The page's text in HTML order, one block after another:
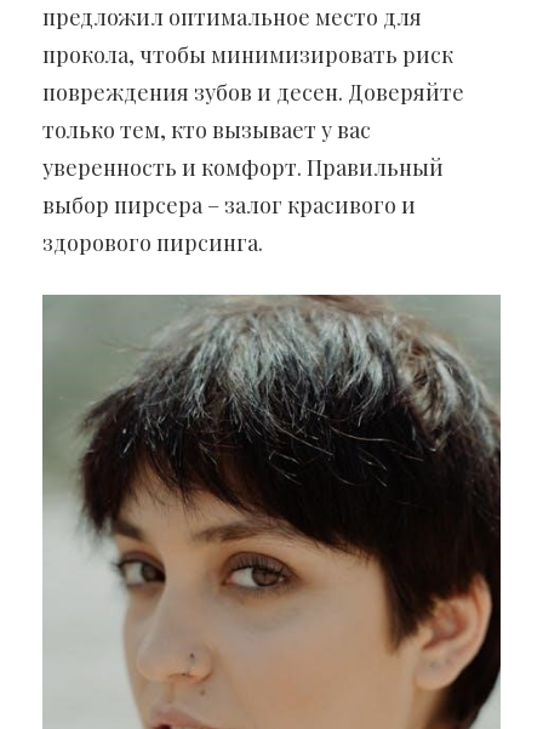
предложил оптимальное место для
прокола, чтобы минимизировать риск
повреждения зубов и десен. Доверяйте
только тем, кто вызывает у вас
уверенность и комфорт. Правильный
выбор пирсера – залог красивого и
здорового пирсинга.